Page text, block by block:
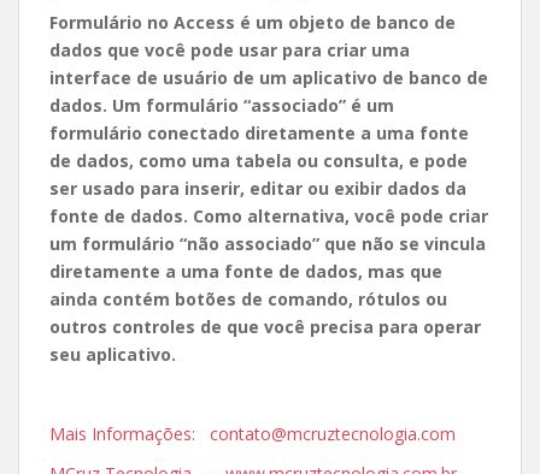
Formulário no Access é um objeto de banco de
dados que você pode usar para criar uma
interface de usuário de um aplicativo de banco de
dados. Um formulário “associado” é um
formulário conectado diretamente a uma fonte
de dados, como uma tabela ou consulta, e pode
ser usado para inserir, editar ou exibir dados da
fonte de dados. Como alternativa, você pode criar
um formulário “não associado” que não se vincula
diretamente a uma fonte de dados, mas que
ainda contém botões de comando, rótulos ou
outros controles de que você precisa para operar
seu aplicativo.
Mais Informações: contato@mcruztecnologia.com